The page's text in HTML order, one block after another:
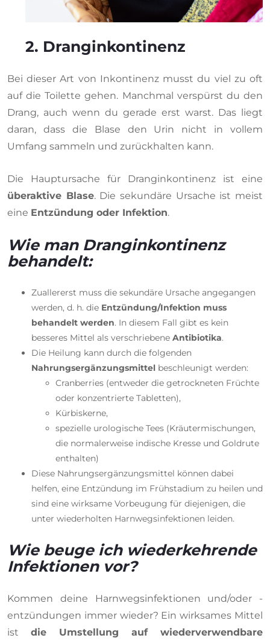
2. Dranginkontinenz
Bei dieser Art von Inkontinenz musst du viel zu oft
auf die Toilette gehen. Manchmal verspürst du den
Drang, auch wenn du gerade erst warst. Das liegt
daran, dass die Blase den Urin nicht in vollem
Umfang sammeln und zurückhalten kann.
Die Hauptursache für Dranginkontinenz ist eine
überaktive Blase. Die sekundäre Ursache ist meist
eine Entzündung oder Infektion.
Wie man Dranginkontinenz
behandelt:
Zuallererst muss die sekundäre Ursache angegangen
werden, d. h. die Entzündung/Infektion muss
behandelt werden. In diesem Fall gibt es kein
besseres Mittel als verschriebene Antibiotika.
Die Heilung kann durch die folgenden
Nahrungsergänzungsmittel beschleunigt werden:
Cranberries (entweder die getrockneten Früchte
oder konzentrierte Tabletten),
Kürbiskerne,
spezielle urologische Tees (Kräutermischungen,
die normalerweise indische Kresse und Goldrute
enthalten)
Diese Nahrungsergänzungsmittel können dabei
helfen, eine Entzündung im Frühstadium zu heilen und
sind eine wirksame Vorbeugung für diejenigen, die
unter wiederholten Harnwegsinfektionen leiden.
Wie beuge ich wiederkehrende
Infektionen vor?
Kommen deine Harnwegsinfektionen und/oder -
entzündungen immer wieder? Ein wirksames Mittel
ist die Umstellung auf wiederverwendbare